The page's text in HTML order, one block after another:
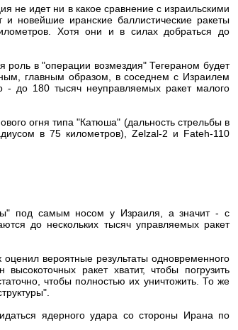
не идет ни в какое сравнение с израильскими
иранские баллистические ракеты
Хотя они и в силах добраться до
в "операции возмездия" Тегераном будет
главным образом, в соседнем с Израилем
- до 180 тысяч неуправляемых ракет малого
огня типа "Катюша" (дальность стрельбы в
в 75 километров), Zelzal-2 и Fateh-110
под самым носом у Израиля, а значит - с
до нескольких тысяч управляемых ракет
вероятные результаты одновременного
ракет хватит, чтобы погрузить
чтобы полностью их уничтожить. То же
ядерного удара со стороны Ирана по